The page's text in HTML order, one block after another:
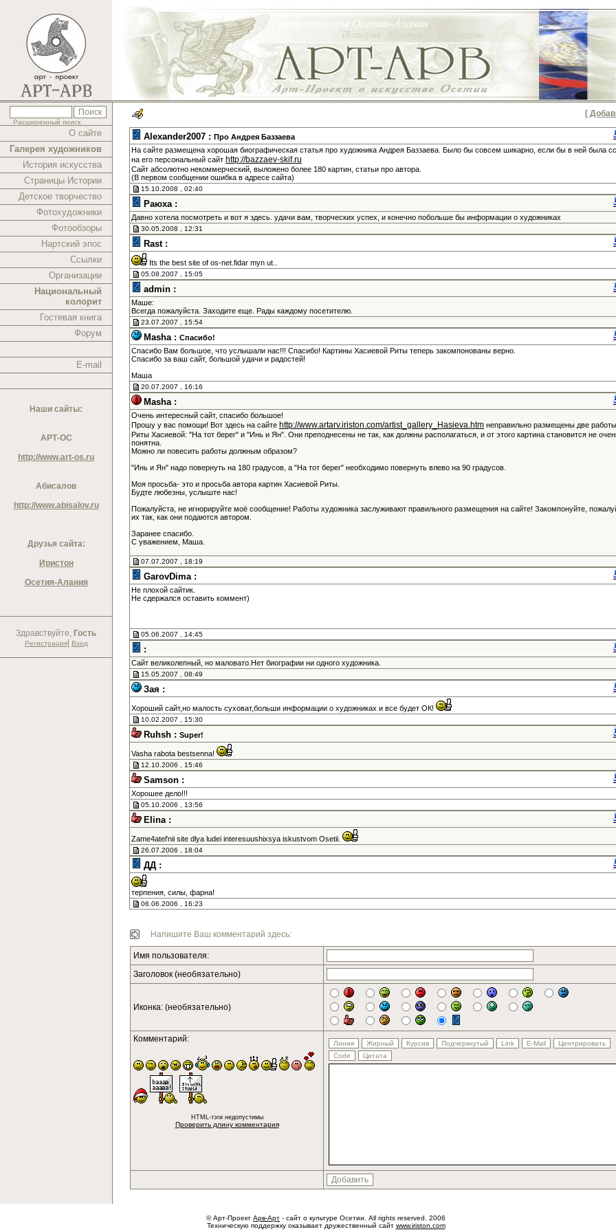
Расширенный поиск
О сайте
Галерея художников
История искусства
Страницы Истории
Детское творчество
Фотохудожники
Фотообзоры
Нартский эпос
Ссылки
Организации
Национальный
колорит
Гостевая книга
Форум
E-mail
Наши сайты:
АРТ-ОС
http://www.art-os.ru
Абисалов
http://www.abisalov.ru
Друзья сайта:
Иристон
Осетия-Алания
Здравствуйте, Гость
Регистрация| Вход
[
Alexander2007 : Про Андрея Баззаева
На сайте размещена хорошая биографическая статья про художника Андрея Баззаева. Было бы совсем шикарно, если бы в ней была
на его персональный сайт http://bazzaev-skif.ru
Сайт абсолютно некоммерческий, выложено более 180 картин, статьи про автора.
(В первом сообщении ошибка в адресе сайта)
15.10.2008 , 02:40
Раюха :
Давно хотела посмотреть и вот я здесь. удачи вам, творческих успех, и конечно побольше бы информации о художниках
30.05.2008 , 12:31
Rast :
Its the best site of os-net.fidar myn ut..
05.08.2007 , 15:05
admin :
Маше:
Всегда пожалуйста. Заходите еще. Рады каждому посетителю.
23.07.2007 , 15:54
Masha : Спасибо!
Спасибо Вам большое, что услышали нас!!! Спасибо! Картины Хасиевой Риты теперь закомпонованы верно.
Спасибо за ваш сайт, большой удачи и радостей!
Маша
20.07.2007 , 16:16
Masha :
Очень интересный сайт, спасибо большое!
Прошу у вас помощи! Вот здесь на сайте http://www.artarv.iriston.com/artist_gallery_Hasieva.htm неправильно размещены две работы
Риты Хасиевой: "На тот берег" и "Инь и Ян". Они преподнесены не так, как должны располагаться, и от этого картина становится не
понятна.
Можно ли повесить работы должным образом?
"Инь и Ян" надо повернуть на 180 градусов, а "На тот берег" необходимо повернуть влево на 90 градусов.
Моя просьба- это и просьба автора картин Хасиевой Риты.
Будте любезны, услыште нас!
Пожалуйста, не игнорируйте моё сообщение! Работы художника заслуживают правильного размещения на сайте! Закомпонуйте,
их так, как они подаются автором.
Заранее спасибо.
С уважением, Маша.
07.07.2007 , 18:19
GarovDima :
Не плохой сайтик.
Не сдержался оставить коммент)
05.06.2007 , 14:45
:
Сайт великолепный, но маловато.Нет биографии ни одного художника.
15.05.2007 , 08:49
Зая :
Хороший сайт,но малость суховат,больши информации о художниках и все будет ОК!
10.02.2007 , 15:30
Ruhsh : Super!
Vasha rabota bestsenna!
12.10.2006 , 15:46
Samson :
Хорошее дело!!!
05.10.2006 , 13:56
Elina :
Zame4atel'nii site dlya ludei interesuushixsya iskustvom Osetii.
26.07.2006 , 18:04
ДД :
терпения, силы, фарна!
06.06.2006 , 16:23
Напишите Ваш комментарий здесь:
Имя пользователя:
Заголовок (необязательно)
Иконка: (необязательно)
Комментарий:
HTML-тэги недопустимы
Проверить длину комментария
© Арт-Проект Арв-Арт - сайт о культуре Осетии. All rights reserved. 2006
Техническую поддержку оказывает дружественный сайт www.iriston.com